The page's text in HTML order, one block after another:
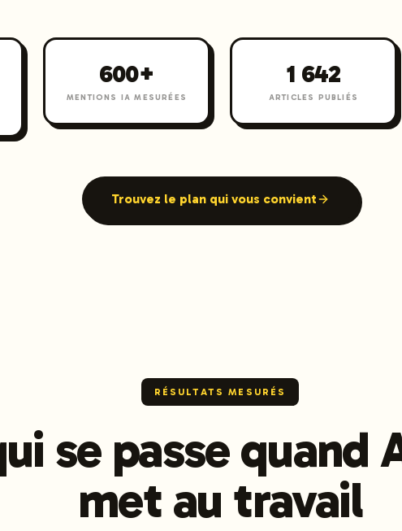
600+
MENTIONS IA MESURÉES
1 642
ARTICLES PUBLIÉS
Trouvez le plan qui vous convient
RÉSULTATS MESURÉS
se passe quand
met au travail